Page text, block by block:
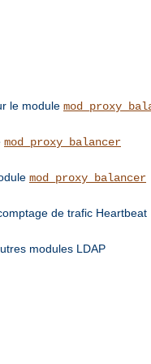
le module
mod_proxy_balancer
mod_proxy_balancer
de trafic Heartbeat
modules LDAP